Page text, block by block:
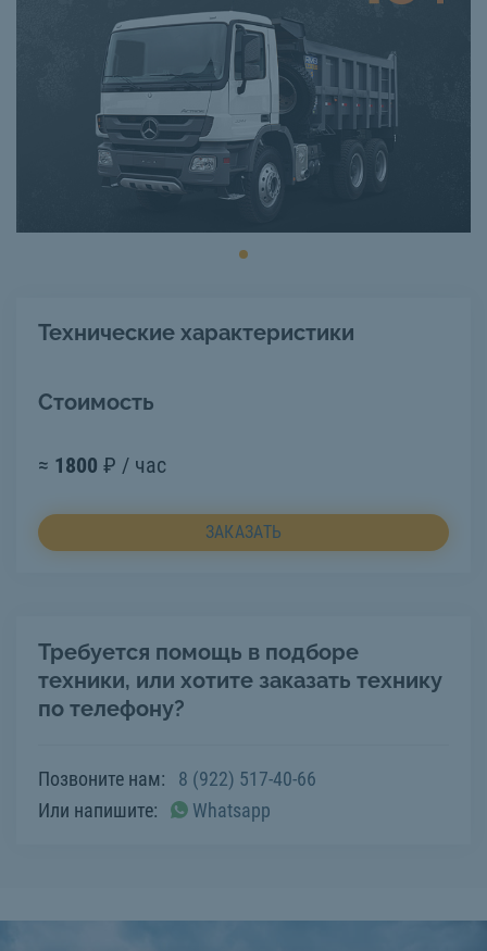
Технические характеристики
Стоимость
≈ 1800 ₽ / час
ЗАКАЗАТЬ
Требуется помощь в подборе
техники, или хотите заказать технику
по телефону?
Позвоните нам:
8 (922) 517-40-66
Или напишите:
Whatsapp